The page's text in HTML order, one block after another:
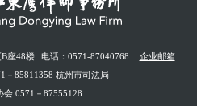
座48楼 电话：0571-87040768 企业邮箱
－85811358 杭州市司法局
会 0571－87555128